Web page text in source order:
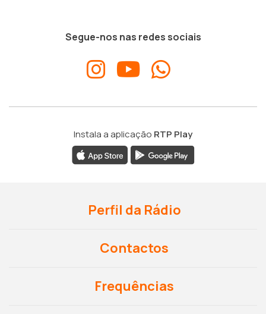
Segue-nos nas redes sociais
Instala a aplicação RTP Play
Perfil da Rádio
Contactos
Frequências